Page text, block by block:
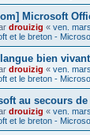
Microsoft
drouizig « ven.
et le breton -
bien
drouizig « ven.
et le breton -
au secours
drouizig « ven.
et le breton -